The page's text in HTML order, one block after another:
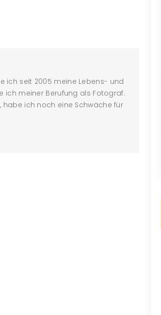
ich seit 2005 meine Lebens- und
ich meiner Berufung als Fotograf.
habe ich noch eine Schwäche für